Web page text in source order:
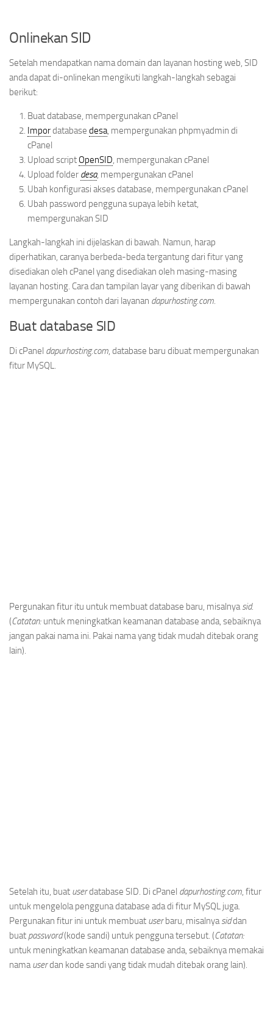
Onlinekan SID
Setelah mendapatkan nama domain dan layanan hosting web, SID
anda dapat di-onlinekan mengikuti langkah-langkah sebagai
berikut:
Buat database, mempergunakan cPanel
Impordatabase desa, mempergunakan phpmyadmin di
cPanel
Upload script OpenSID, mempergunakan cPanel
Upload folder desa, mempergunakan cPanel
Ubah konfigurasi akses database, mempergunakan cPanel
Ubah password pengguna supaya lebih ketat,
mempergunakan SID
Langkah-langkah ini dijelaskan di bawah. Namun, harap
diperhatikan, caranya berbeda-beda tergantung dari fitur yang
disediakan oleh cPanel yang disediakan oleh masing-masing
layanan hosting. Cara dan tampilan layar yang diberikan di bawah
mempergunakan contoh dari layanan dapurhosting.com.
Buat database SID
Di cPanel dapurhosting.com, database baru dibuat mempergunakan
fitur MySQL.
Pergunakan fitur itu untuk membuat database baru, misalnyasid.
(Catatan: untuk meningkatkan keamanan database anda, sebaiknya
jangan pakai nama ini. Pakai nama yang tidak mudah ditebak orang
lain).
Setelah itu, buat userdatabase SID. Di cPanel dapurhosting.com, fitur
untuk mengelola pengguna database ada di fitur MySQL juga.
Pergunakan fitur ini untuk membuat userbaru, misalnyasiddan
buat password(kode sandi) untuk pengguna tersebut. (Catatan:
untuk meningkatkan keamanan database anda, sebaiknya memakai
namauserdan kode sandi yang tidak mudah ditebak orang lain).